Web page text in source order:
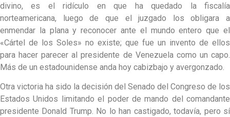
divino, es el ridículo en que ha quedado la fiscalía
norteamericana, luego de que el juzgado los obligara a
enmendar la plana y reconocer ante el mundo entero que el
«Cártel de los Soles» no existe; que fue un invento de ellos
para hacer parecer al presidente de Venezuela como un capo.
Más de un estadounidense anda hoy cabizbajo y avergonzado.
Otra victoria ha sido la decisión del Senado del Congreso de los
Estados Unidos limitando el poder de mando del comandante
presidente Donald Trump. No lo han castigado, todavía, pero sí